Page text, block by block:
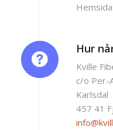
Hemsida:
Hur
Kville
c/o Per-
Karlsdal
457 41